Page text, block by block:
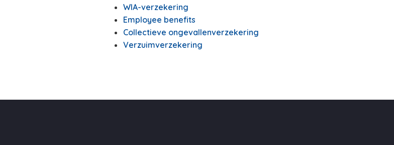
WIA-verzekering
Employee benefits
Collectieve ongevallenverzekering
Verzuimverzekering